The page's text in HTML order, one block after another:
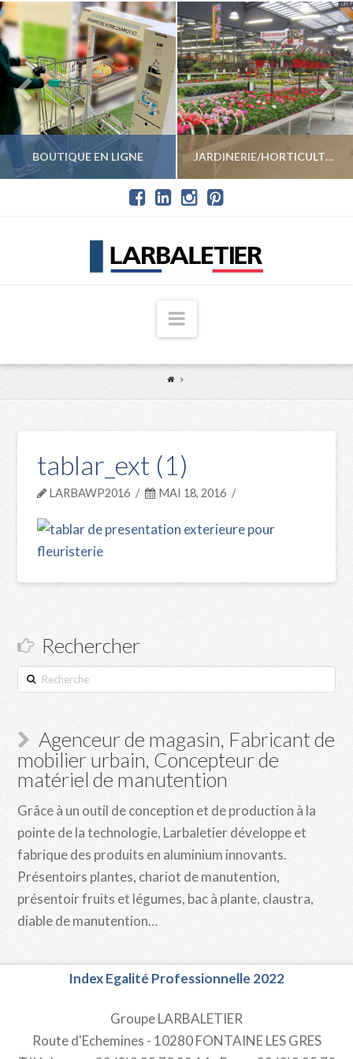
BOUTIQUE EN LIGNE
VOIR LES PRODUITS
JARDINERIE/HORTICULTURE
Navigation
tablar_ext (1)
LARBAWP2016 MAI 18, 2016
Rechercher
Recherche
Agenceur de magasin, Fabricant de
mobilier urbain, Concepteur de
matériel de manutention
Grâce à un outil de conception et de production à la
pointe de la technologie, Larbaletier développe et
fabrique des produits en aluminium innovants.
Présentoirs plantes, chariot de manutention,
présentoir fruits et légumes, bac à plante, claustra,
diable de manutention…
Index Egalité Professionnelle 2022
Groupe LARBALETIER
Route d'Echemines - 10280 FONTAINE LES GRES